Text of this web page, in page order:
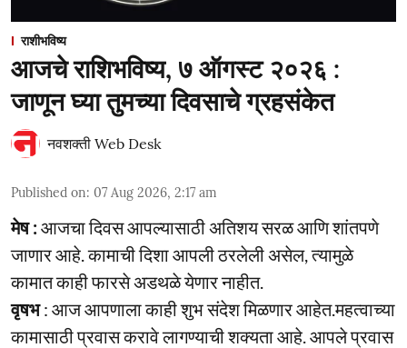
राशीभविष्य
आजचे राशिभविष्य, ७ ऑगस्ट २०२६ :
जाणून घ्या तुमच्या दिवसाचे ग्रहसंकेत
नवशक्ती Web Desk
Published on: 07 Aug 2026, 2:17 am
मेष :आजचा दिवस आपल्यासाठी अतिशय सरळ आणि शांतपणे
जाणार आहे. कामाची दिशा आपली ठरलेली असेल, त्यामुळे
कामात काही फारसे अडथळे येणार नाहीत.
वृषभ: आज आपणाला काही शुभ संदेश मिळणार आहेत.महत्वाच्या
कामासाठी प्रवास करावे लागण्याची शक्यता आहे. आपले प्रवास